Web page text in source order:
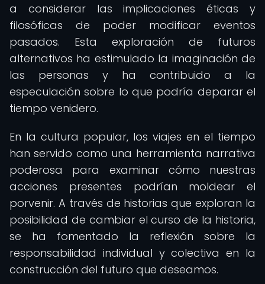
a considerar las implicaciones éticas y
filosóficas de poder modificar eventos
pasados. Esta exploración de futuros
alternativos ha estimulado la imaginación de
las personas y ha contribuido a la
especulación sobre lo que podría deparar el
tiempo venidero.
En la cultura popular, los viajes en el tiempo
han servido como una herramienta narrativa
poderosa para examinar cómo nuestras
acciones presentes podrían moldear el
porvenir. A través de historias que exploran la
posibilidad de cambiar el curso de la historia,
se ha fomentado la reflexión sobre la
responsabilidad individual y colectiva en la
construcción del futuro que deseamos.